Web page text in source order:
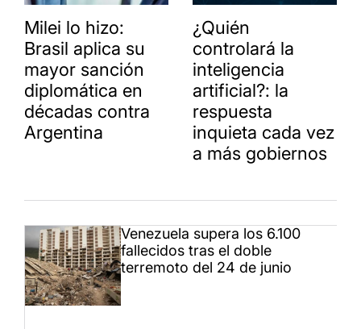
Milei lo hizo:
Brasil aplica su
mayor sanción
diplomática en
décadas contra
Argentina
¿Quién
controlará la
inteligencia
artificial?: la
respuesta
inquieta cada vez
a más gobiernos
Venezuela supera los 6.100
fallecidos tras el doble
terremoto del 24 de junio